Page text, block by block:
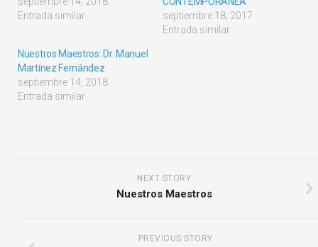
Entrada similar
septiembre 18, 2017
Entrada similar
Nuestros Maestros: Dr. Manuel
Martínez Fernández
septiembre 14, 2018
Entrada similar
NEXT STORY
Nuestros Maestros
PREVIOUS STORY